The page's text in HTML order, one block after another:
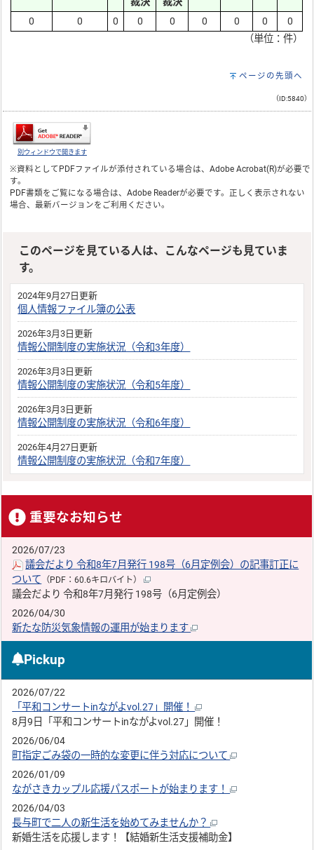
（単位：件）
0
0 0 0 0 0 0 0 0
ページの先頭へ
（ID:5840）
別ウィンドウで開きます
※資料としてPDFファイルが添付されている場合は、Adobe Acrobat(R)が必要で
す。
PDF書類をご覧になる場合は、Adobe Readerが必要です。正しく表示されない
場合、最新バージョンをご利用ください。
このページを見ている人は、こんなページも見ていま
す。
2024年9月27日更新
個人情報ファイル簿の公表
2026年3月3日更新
情報公開制度の実施状況（令和3年度）
2026年3月3日更新
情報公開制度の実施状況（令和5年度）
2026年3月3日更新
情報公開制度の実施状況（令和6年度）
2026年4月27日更新
情報公開制度の実施状況（令和7年度）
重要なお知らせ
2026/07/23
議会だより 令和8年7月発行 198号（6月定例会）の記事訂正に
ついて （PDF：60.6キロバイト）
議会だより 令和8年7月発行 198号（6月定例会）
2026/04/30
新たな防災気象情報の運用が始まります
Pickup
2026/07/22
「平和コンサートinながよvol.27」開催！
8月9日「平和コンサートinながよvol.27」開催！
2026/06/04
町指定ごみ袋の一時的な変更に伴う対応について
2026/01/09
ながさきカップル応援パスポートが始まります！
2026/04/03
長与町で二人の新生活を始めてみませんか？
新婚生活を応援します！【結婚新生活支援補助金】